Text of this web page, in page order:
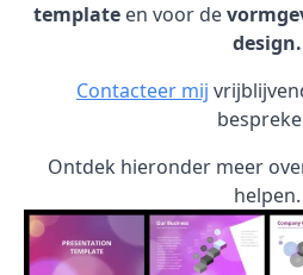
template en voor de
design.
Contacteer mij
Ontdek hieronder meer
helpen.